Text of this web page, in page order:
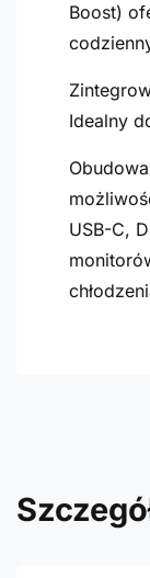
Boost)
Idealny
USB-C,